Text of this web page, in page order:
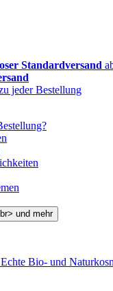
Standardversand
jeder Bestellung
Echte Bio- und